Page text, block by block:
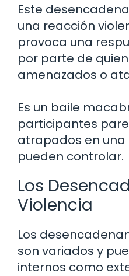
Este
una reacción
provoca una
por parte de
amenazados o
Es un baile
participantes
atrapados en
pueden controlar.
Los
Violencia
Los
son variados y
internos como